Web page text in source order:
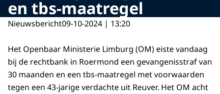
en tbs-maatregel
Nieuwsbericht09-10-2024 | 13:20
Het Openbaar Ministerie Limburg (OM) eiste vandaag
bij de rechtbank in Roermond een gevangenisstraf van
30 maanden en een tbs-maatregel met voorwaarden
tegen een 43-jarige verdachte uit Reuver. Het OM acht